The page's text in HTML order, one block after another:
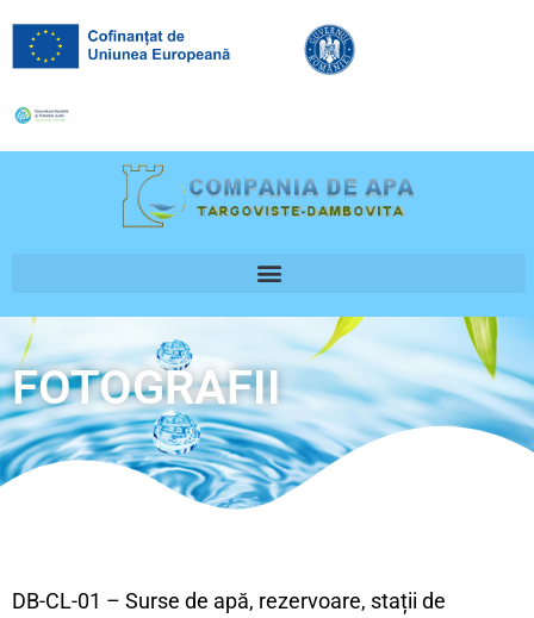
FOTOGRAFII
DB-CL-01 – Surse de apă, rezervoare, stații de